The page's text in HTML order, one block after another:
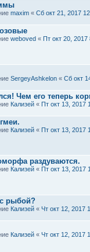
maxim « Сб окт 21, 2017
weboved « Пт окт 20, 2017
SergeyAshkelon « Сб окт
Чем его теперь
Кализей « Пт окт 13, 2017
Кализей « Пт окт 13, 2017
раздуваются.
Кализей « Пт окт 13, 2017
рыбой?
Кализей « Чт окт 12, 2017
Кализей « Чт окт 12, 2017